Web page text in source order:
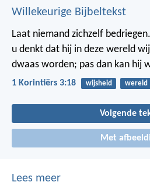
Willekeurige Bijbeltekst
Laat niemand zichzelf
u denkt dat hij in deze wereld
dwaas worden; pas dan kan hij
1 Korintiërs 3:18 wijsheid wereld
Volgende
Met
Lees meer